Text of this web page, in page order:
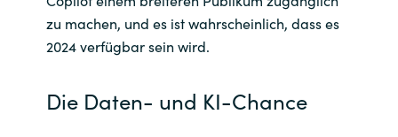
zu machen, und es ist wahrscheinlich, dass es
2024 verfügbar sein wird.
Die Daten- und KI-Chance